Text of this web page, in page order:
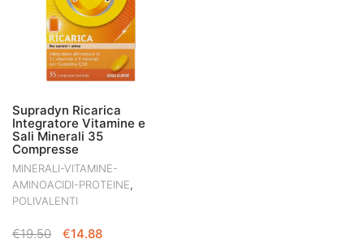
Supradyn Ricarica
Integratore Vitamine e
Sali Minerali 35
Compresse
MINERALI-VITAMINE-
AMINOACIDI-PROTEINE,
POLIVALENTI
€19.50
IL
€14.88IL